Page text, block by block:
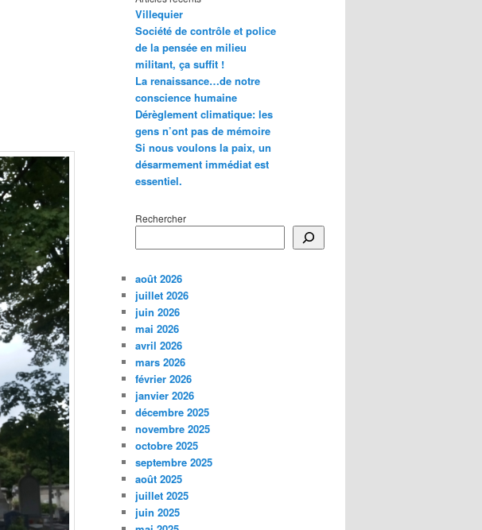
Villequier
Société de contrôle et police
de la pensée en milieu
militant, ça suffit !
La renaissance…de notre
conscience humaine
Dérèglement climatique: les
gens n’ont pas de mémoire
Si nous voulons la paix, un
désarmement immédiat est
essentiel.
Rechercher
août 2026
juillet 2026
juin 2026
mai 2026
avril 2026
mars 2026
février 2026
janvier 2026
décembre 2025
novembre 2025
octobre 2025
septembre 2025
août 2025
juillet 2025
juin 2025